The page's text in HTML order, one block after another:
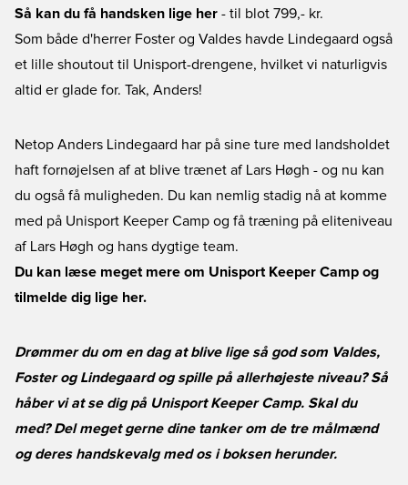
Så kan du få handsken lige her - til blot 799,- kr.
Som både d'herrer Foster og Valdes havde Lindegaard også
et lille shoutout til Unisport-drengene, hvilket vi naturligvis
altid er glade for. Tak, Anders!
Netop Anders Lindegaard har på sine ture med landsholdet
haft fornøjelsen af at blive trænet af Lars Høgh - og nu kan
du også få muligheden. Du kan nemlig stadig nå at komme
med på Unisport Keeper Camp og få træning på eliteniveau
af Lars Høgh og hans dygtige team.
Du kan læse meget mere om Unisport Keeper Camp og
tilmelde dig lige her.
Drømmer du om en dag at blive lige så god som Valdes,
Foster og Lindegaard og spille på allerhøjeste niveau? Så
håber vi at se dig på Unisport Keeper Camp. Skal du
med? Del meget gerne dine tanker om de tre målmænd
og deres handskevalg med os i boksen herunder.